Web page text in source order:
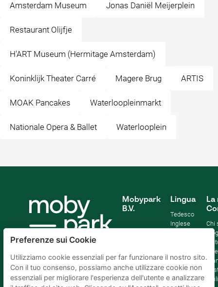
Amsterdam Museum Jonas Daniël Meijerplein
Restaurant Olijfje
H'ART Museum (Hermitage Amsterdam)
Koninklijk Theater Carré Magere Brug ARTIS
MOAK Pancakes Waterloopleinmarkt
Nationale Opera & Ballet Waterlooplein
Mobypark
B.V.
Lingua
Tedesco
Inglese
Olandese
La
Chi
Blog
Preferenze sui Cookie
Utilizziamo cookie essenziali per far funzionare il nostro sito.
Con il tuo consenso, possiamo anche utilizzare cookie non
essenziali per migliorare l'esperienza dell'utente e analizzare